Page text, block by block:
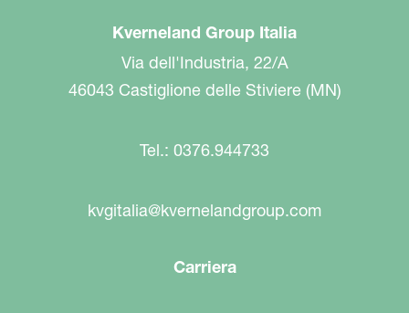
Kverneland Group Italia
Via dell'Industria, 22/A
46043 Castiglione delle Stiviere (MN)
Tel.: 0376.944733
kvgitalia@kvernelandgroup.com
Carriera